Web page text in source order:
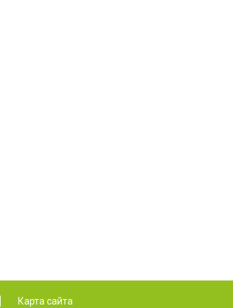
Карта сайта